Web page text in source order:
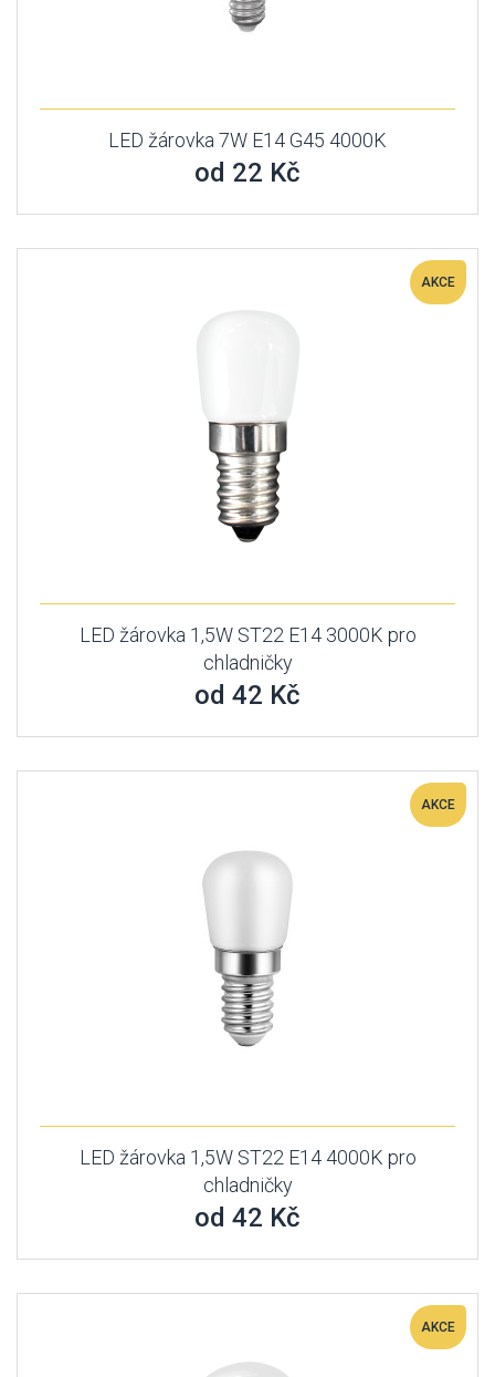
LED žárovka 7W E14 G45 4000K
od 22 Kč
AKCE
LED žárovka 1,5W ST22 E14 3000K pro
chladničky
od 42 Kč
AKCE
LED žárovka 1,5W ST22 E14 4000K pro
chladničky
od 42 Kč
AKCE